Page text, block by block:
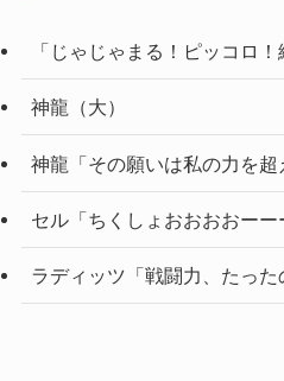
「じゃじゃまる！ピッコロ！
神龍（大）
神龍「その願いは私の力を超
セル「ちくしょおおおおーー
ラディッツ「戦闘力、たった